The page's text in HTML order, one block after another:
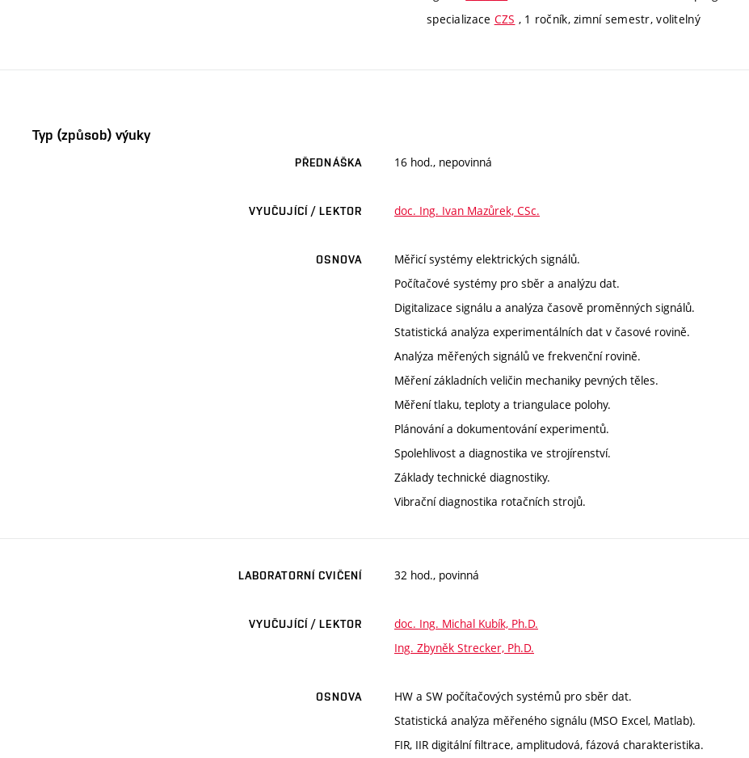
specializace CZS , 1 ročník, zimní semestr, volitelný
Typ (způsob) výuky
PŘEDNÁŠKA 16 hod., nepovinná
VYUČUJÍCÍ / LEKTOR doc. Ing. Ivan Mazůrek, CSc.
OSNOVA
Měřicí systémy elektrických signálů.
Počítačové systémy pro sběr a analýzu dat.
Digitalizace signálu a analýza časově proměnných signálů.
Statistická analýza experimentálních dat v časové rovině.
Analýza měřených signálů ve frekvenční rovině.
Měření základních veličin mechaniky pevných těles.
Měření tlaku, teploty a triangulace polohy.
Plánování a dokumentování experimentů.
Spolehlivost a diagnostika ve strojírenství.
Základy technické diagnostiky.
Vibrační diagnostika rotačních strojů.
LABORATORNÍ CVIČENÍ 32 hod., povinná
VYUČUJÍCÍ / LEKTOR
doc. Ing. Michal Kubík, Ph.D.
Ing. Zbyněk Strecker, Ph.D.
OSNOVA
HW a SW počítačových systémů pro sběr dat.
Statistická analýza měřeného signálu (MSO Excel, Matlab).
FIR, IIR digitální filtrace, amplitudová, fázová charakteristika.